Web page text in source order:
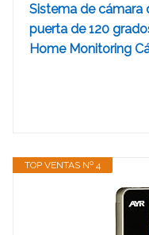
Sistema de cámara
puerta de 120
Home Monitoring
TOP VENTAS Nº 4